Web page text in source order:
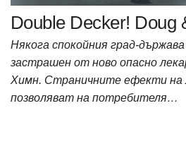
Double Decker! Doug
Някога спокойния град-
застрашен от ново опасно
Химн. Страничните ефекти на
позволяват на потребителя…